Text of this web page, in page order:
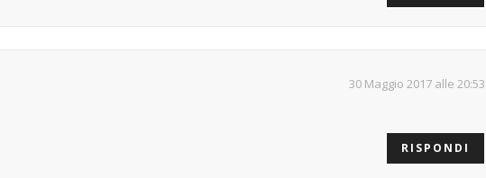
30 Maggio 2017 alle 20:53
RISPONDI